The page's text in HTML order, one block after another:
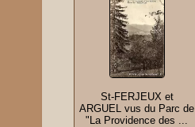
St-FERJEUX et
ARGUEL vus du Parc de
"La Providence des ...